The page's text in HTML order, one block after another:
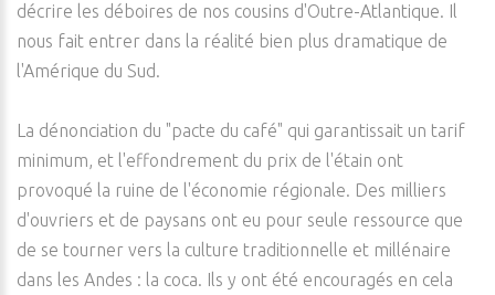
décrire les déboires de nos cousins d'Outre-Atlantique. Il
nous fait entrer dans la réalité bien plus dramatique de
l'Amérique du Sud.
La dénonciation du "pacte du café" qui garantissait un tarif
minimum, et l'effondrement du prix de l'étain ont
provoqué la ruine de l'économie régionale. Des milliers
d'ouvriers et de paysans ont eu pour seule ressource que
de se tourner vers la culture traditionnelle et millénaire
dans les Andes : la coca. Ils y ont été encouragés en cela